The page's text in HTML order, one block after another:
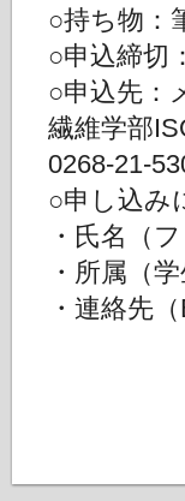
○持ち物：
○申込締切
○申込先：
繊維学部
0268-21-
○申し込み
・氏名（
・所属（
・連絡先